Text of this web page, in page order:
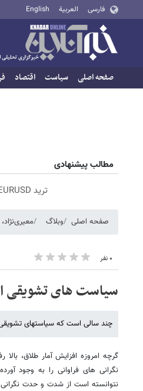
فارسی العربية English
صفحه اصلی سیاست اقتصاد
مطالب پیشنهادی
ترید EURUSD با اسپرد از صفر پیپ
صفحه اصلی وبلاگ
۰ نفر
سیاست های تشویقی
چند سالی است که سیاستهای
گرچه امروزه افزایش آمار طلاق،
نگرانی های فراوانی را به وجود
نتوانسته است از شدت و حدت